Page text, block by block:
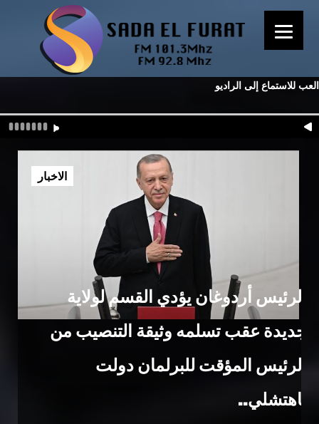
العب للاستماع إلى الراديو
الرئيس أردوغان يؤدي القسم لولاية
جديدة عقب تسلمه وثيقة التنصيب من
الرئيس المؤقت للبرلمان دولت
باهتشلي..
الاخبار